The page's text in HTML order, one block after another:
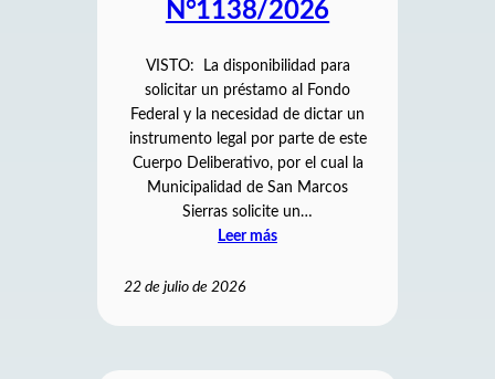
N°1138/2026
VISTO: La disponibilidad para
solicitar un préstamo al Fondo
Federal y la necesidad de dictar un
instrumento legal por parte de este
Cuerpo Deliberativo, por el cual la
Municipalidad de San Marcos
Sierras solicite un…
Leer más
22 de julio de 2026